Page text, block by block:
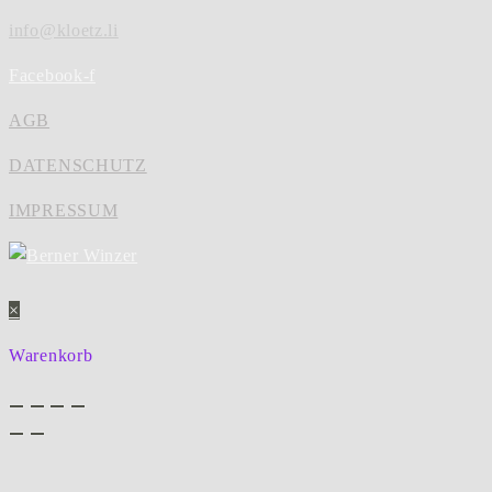
info@kloetz.li
AGB
DATENSCHUTZ
IMPRESSUM
×
Warenkorb